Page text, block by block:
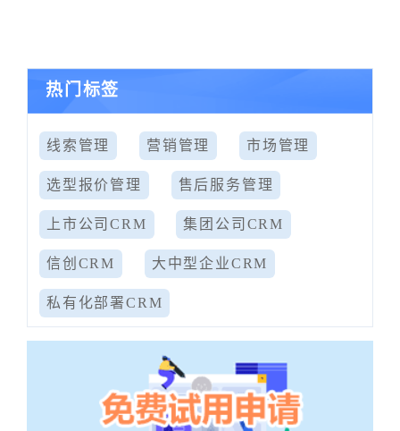
热门标签
线索管理 营销管理 市场管理
选型报价管理 售后服务管理
上市公司CRM 集团公司CRM
信创CRM 大中型企业CRM
私有化部署CRM